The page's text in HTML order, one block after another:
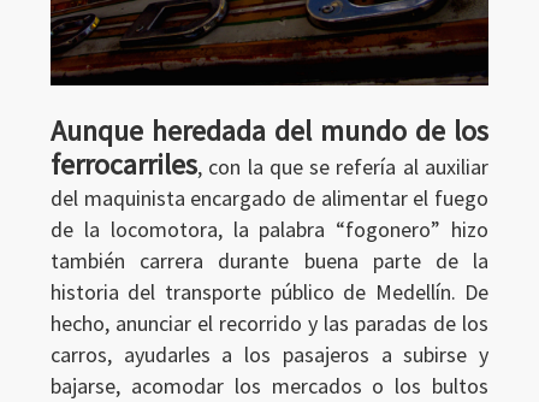
Aunque heredada del mundo de los
ferrocarriles, con la que se refería al auxiliar
del maquinista encargado de alimentar el fuego
de la locomotora, la palabra “fogonero” hizo
también carrera durante buena parte de la
historia del transporte público de Medellín. De
hecho, anunciar el recorrido y las paradas de los
carros, ayudarles a los pasajeros a subirse y
bajarse, acomodar los mercados o los bultos